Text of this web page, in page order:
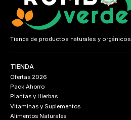
Tienda de productos naturales y orgánicos.
TIENDA
Ofertas 2026
Pack Ahorro
Plantas y Hierbas
Vitaminas y Suplementos
Alimentos Naturales